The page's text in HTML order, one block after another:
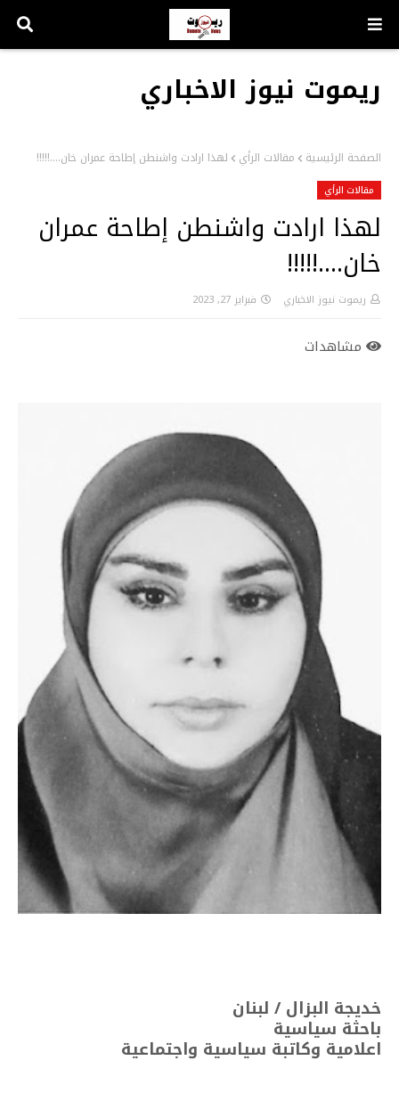
ريموت نيوز الاخباري
الصفحة الرئيسية مقالات الرأي لهذا ارادت واشنطن إطاحة عمران خان....!!!!!
مقالات الرأي
لهذا ارادت واشنطن إطاحة عمران
خان....!!!!!
ريموت نيوز الاخباري فبراير 27, 2023
مشاهدات
خديجة البزال / لبنان
باحثة سياسية
اعلامية وكاتبة سياسية واجتماعية